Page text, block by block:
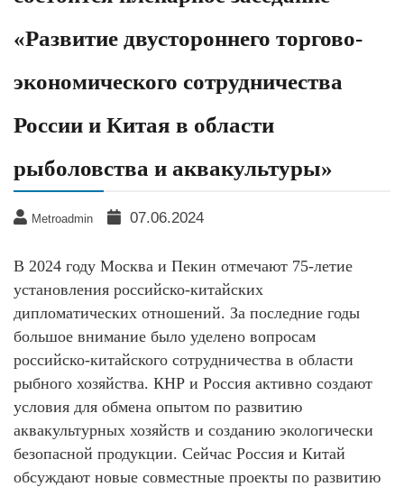
«Развитие двустороннего торгово-
экономического сотрудничества
России и Китая в области
рыболовства и аквакультуры»
Metroadmin 07.06.2024
В 2024 году Москва и Пекин отмечают 75-летие
установления российско-китайских
дипломатических отношений. За последние годы
большое внимание было уделено вопросам
российско-китайского сотрудничества в области
рыбного хозяйства. КНР и Россия активно создают
условия для обмена опытом по развитию
аквакультурных хозяйств и созданию экологически
безопасной продукции. Сейчас Россия и Китай
обсуждают новые совместные проекты по развитию